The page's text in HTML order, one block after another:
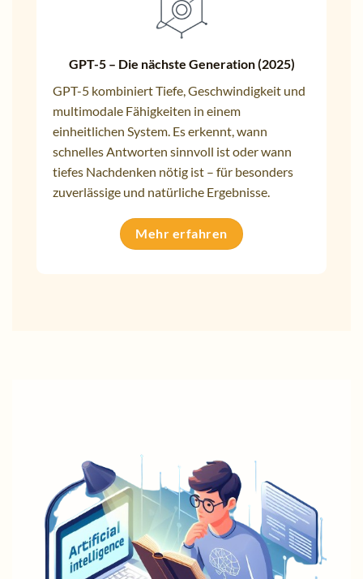
GPT-5 – Die nächste Generation (2025)
GPT-5 kombiniert Tiefe, Geschwindigkeit und
multimodale Fähigkeiten in einem
einheitlichen System. Es erkennt, wann
schnelles Antworten sinnvoll ist oder wann
tiefes Nachdenken nötig ist – für besonders
zuverlässige und natürliche Ergebnisse.
Mehr erfahren